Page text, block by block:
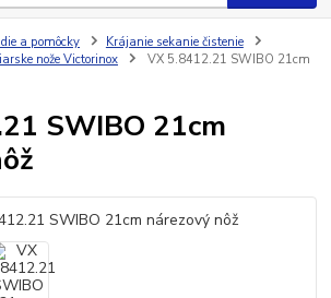
a pomôcky
Krájanie sekanie čistenie
nože Victorinox
VX 5.8412.21 SWIBO 21cm
SWIBO 21cm